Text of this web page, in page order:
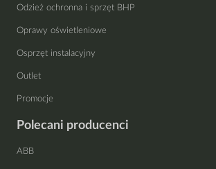
Odzież ochronna i sprzęt BHP
Oprawy oświetleniowe
Osprzęt instalacyjny
Outlet
Promocje
Polecani producenci
ABB